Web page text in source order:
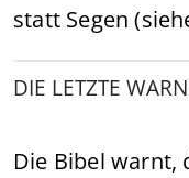
statt Segen
DIE LETZTE
Die Bibel warnt,